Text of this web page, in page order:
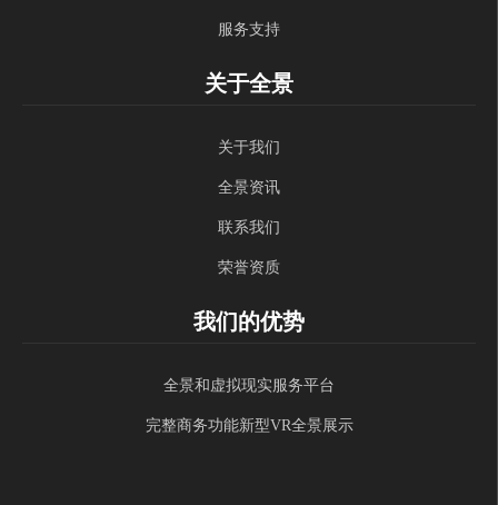
服务支持
关于全景
关于我们
全景资讯
联系我们
荣誉资质
我们的优势
全景和虚拟现实服务平台
完整商务功能新型VR全景展示